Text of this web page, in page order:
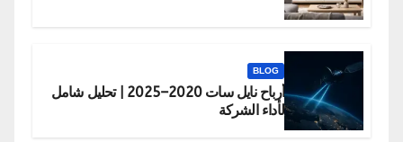
BLOG
أرباح نايل سات 2020–2025 | تحليل شامل
لأداء الشركة